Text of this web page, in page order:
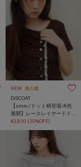
NEW 再入荷
DISCOAT
【umm./ドット柄登場♪8色
展開】レースレイヤードド
レープ半袖プルオーバー
¥3,850 (30%OFF)